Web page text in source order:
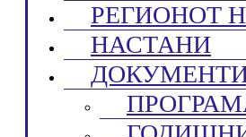
РЕГИОНОТ
НАСТАНИ